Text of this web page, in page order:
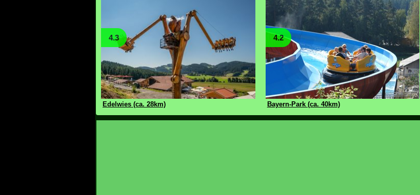
4.3
Edelwies (ca. 28km)
4.2
Bayern-Park (ca. 40km)